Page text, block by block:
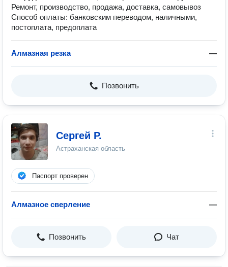
Ремонт, производство, продажа, доставка, самовывоз
Способ оплаты: банковским переводом, наличными,
постоплата, предоплата
Алмазная резка —
Позвонить
Сергей Р.
Астраханская область
Паспорт проверен
Алмазное сверление —
Позвонить Чат